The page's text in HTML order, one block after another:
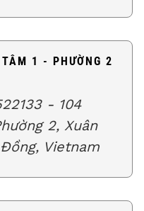
1 - PHƯỜNG 2
- 104
2, Xuân
Vietnam